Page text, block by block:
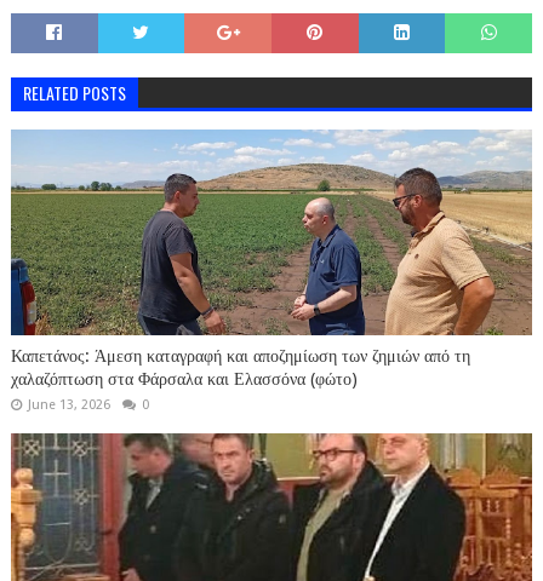
RELATED POSTS
Καπετάνος: Άμεση καταγραφή και αποζημίωση των ζημιών από τη
χαλαζόπτωση στα Φάρσαλα και Ελασσόνα (φώτο)
June 13, 2026 0